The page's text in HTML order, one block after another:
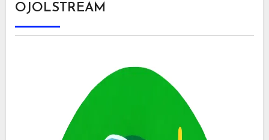
OJOLSTREAM